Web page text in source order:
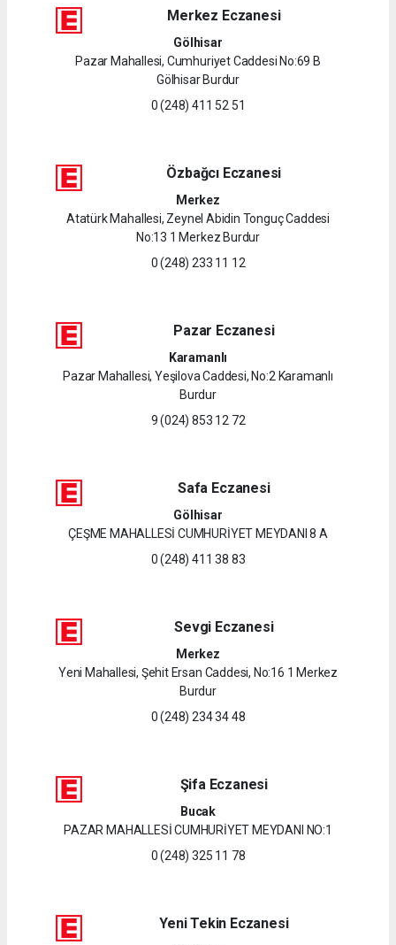
Merkez Eczanesi
Gölhisar
Pazar Mahallesi, Cumhuriyet Caddesi No:69 B
Gölhisar Burdur
0 (248) 411 52 51
Özbağcı Eczanesi
Merkez
Atatürk Mahallesi, Zeynel Abidin Tonguç Caddesi
No:13 1 Merkez Burdur
0 (248) 233 11 12
Pazar Eczanesi
Karamanlı
Pazar Mahallesi, Yeşilova Caddesi, No:2 Karamanlı
Burdur
9 (024) 853 12 72
Safa Eczanesi
Gölhisar
ÇEŞME MAHALLESİ CUMHURİYET MEYDANI 8 A
0 (248) 411 38 83
Sevgi Eczanesi
Merkez
Yeni Mahallesi, Şehit Ersan Caddesi, No:16 1 Merkez
Burdur
0 (248) 234 34 48
Şifa Eczanesi
Bucak
PAZAR MAHALLESİ CUMHURİYET MEYDANI NO:1
0 (248) 325 11 78
Yeni Tekin Eczanesi